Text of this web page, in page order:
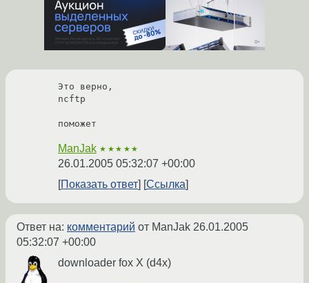
Это верно,
ncftp
поможет
ManJak ★★★★★
26.01.2005 05:32:07 +00:00
Показать ответ
Ссылка
Ответ на: комментарий от ManJak 26.01.2005
05:32:07 +00:00
downloader fox X (d4x)